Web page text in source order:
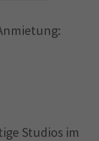
Studios im